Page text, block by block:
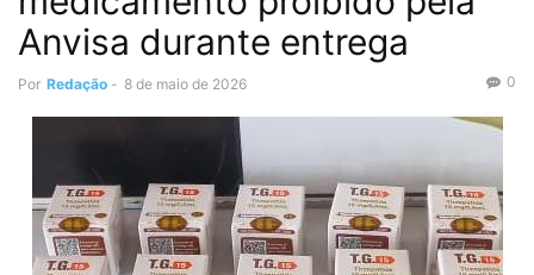
Anvisa durante entrega
Por Redação - 8 de maio de 2026 0